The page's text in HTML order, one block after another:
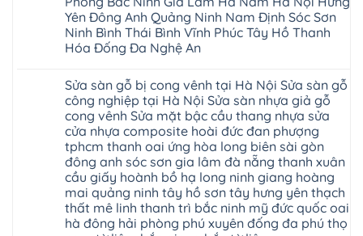
nhựa
giả
gỗ
hèm
khóa
4mm
6mm
8mm
10mm
12mm
tại
nhà
Ziccos
Flortex
Wilson
black
Hobi
wood
Glotex
Kosmos
tại
Hà
Nội
báo
giá
sửa
chữa
Sửa
sàn
nhựa
giả
gỗ
hèm
khóa
giá
rẻ
4mm
6mm
8mm
10mm
Yên Đông Anh Quảng Ninh Nam Định Sóc Sơn
Ninh Bình Thái Bình Vĩnh Phúc Tây Hồ Thanh
Hóa Đống Đa Nghệ An
bình
luận
ở
Sửa
sàn
gỗ
bị
ngấm
nước
tại
Hà
Nội
Sửa
sàn
Sửa sàn gỗ bị cong vênh tại Hà Nội Sửa sàn gỗ
công nghiệp tại Hà Nội Sửa sàn nhựa giả gỗ
cong vênh Sửa mặt bậc cầu thang nhựa sửa
cửa nhựa composite hoài đức đan phượng
tphcm thanh oai ứng hòa long biên sài gòn
đông anh sóc sơn gia lâm đà nẵng thanh xuân
cầu giấy hoành bồ hạ long ninh giang hoàng
mai quảng ninh tây hồ sơn tây hưng yên thạch
thất mê linh thanh trì bắc ninh mỹ đức quốc oai
hà đông hải phòng phú xuyên đống đa phú thọ